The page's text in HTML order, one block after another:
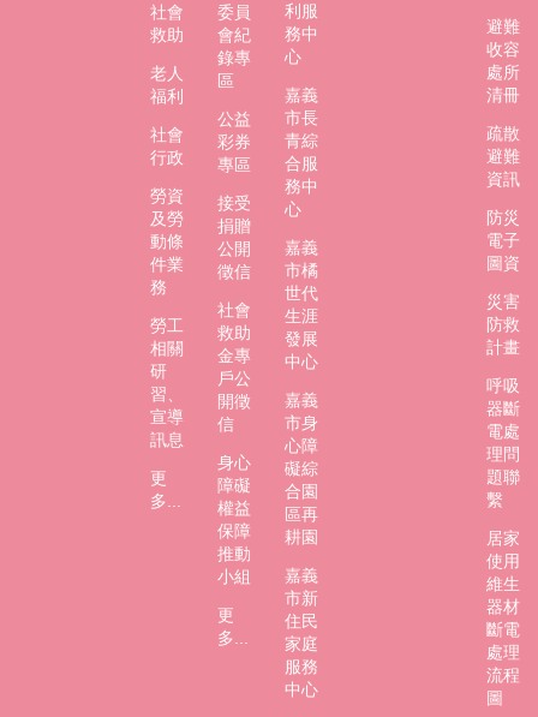
社會
救助
老人
福利
社會
行政
勞資
及勞
動條
件業
務
勞工
相關
研
習、
宣導
訊息
更
多...
委員
會紀
錄專
區
公益
彩券
專區
接受
捐贈
公開
徵信
社會
救助
金專
戶公
開徵
信
身心
障礙
權益
保障
推動
小組
更
多...
利服
務中
心
嘉義
市長
青綜
合服
務中
心
嘉義
市橘
世代
生涯
發展
中心
嘉義
市身
心障
礙綜
合園
區再
耕園
嘉義
市新
住民
家庭
服務
中心
避難
收容
處所
清冊
疏散
避難
資訊
防災
電子
圖資
災害
防救
計畫
呼吸
器斷
電處
理問
題聯
繫
居家
使用
維生
器材
斷電
處理
流程
圖